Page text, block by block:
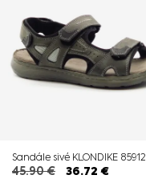
Sandále sivé KLONDIKE 85912
45.90€ 36.72 €